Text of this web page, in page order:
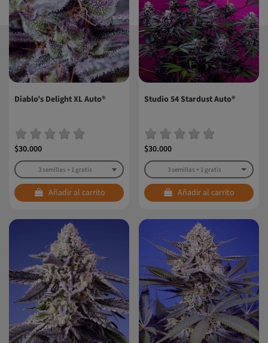
Diablo’s Delight XL Auto®
$30.000
Añadir al carrito
Studio 54 Stardust Auto®
$30.000
Añadir al carrito